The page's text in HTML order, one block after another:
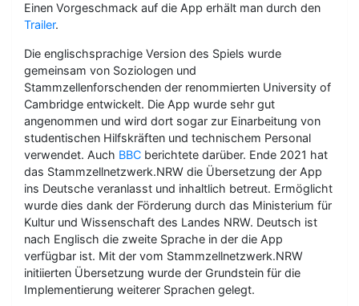
Einen Vorgeschmack auf die App erhält man durch den
Trailer.
Die englischsprachige Version des Spiels wurde
gemeinsam von Soziologen und
Stammzellenforschenden der renommierten University of
Cambridge entwickelt. Die App wurde sehr gut
angenommen und wird dort sogar zur Einarbeitung von
studentischen Hilfskräften und technischem Personal
verwendet. Auch BBC berichtete darüber. Ende 2021 hat
das Stammzellnetzwerk.NRW die Übersetzung der App
ins Deutsche veranlasst und inhaltlich betreut. Ermöglicht
wurde dies dank der Förderung durch das Ministerium für
Kultur und Wissenschaft des Landes NRW. Deutsch ist
nach Englisch die zweite Sprache in der die App
verfügbar ist. Mit der vom Stammzellnetzwerk.NRW
initiierten Übersetzung wurde der Grundstein für die
Implementierung weiterer Sprachen gelegt.